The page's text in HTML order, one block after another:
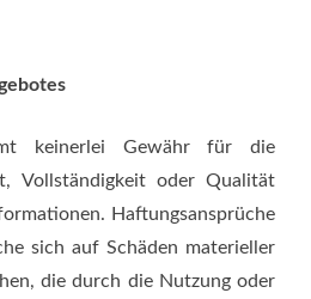
keinerlei Gewähr für die
Vollständigkeit oder Qualität
Haftungsansprüche
sich auf Schäden materieller
die durch die Nutzung oder